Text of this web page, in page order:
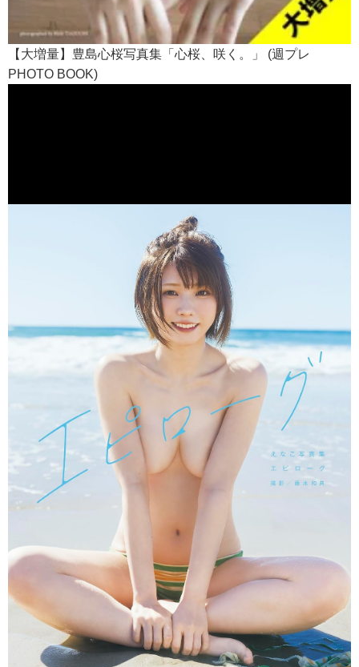
【大増量】豊島心桜写真集「心桜、咲く。」 (週プレ
PHOTO BOOK)